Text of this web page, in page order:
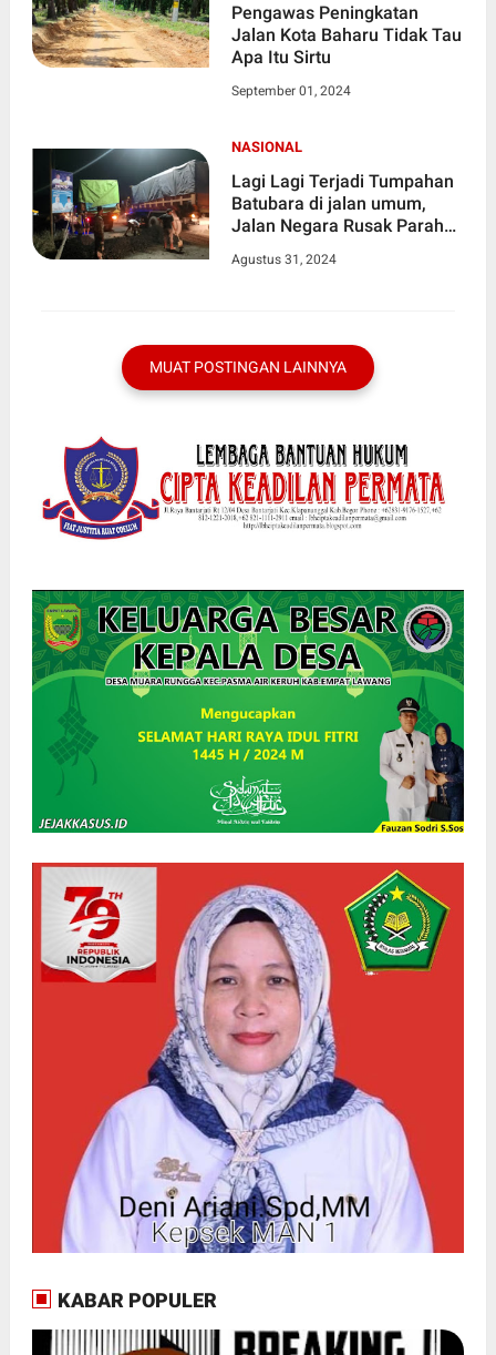
Pengawas Peningkatan
Jalan Kota Baharu Tidak Tau
Apa Itu Sirtu
September 01, 2024
NASIONAL
Lagi Lagi Terjadi Tumpahan
Batubara di jalan umum,
Jalan Negara Rusak Parah
Pengendara
Agustus 31, 2024
MUAT POSTINGAN LAINNYA
KABAR POPULER